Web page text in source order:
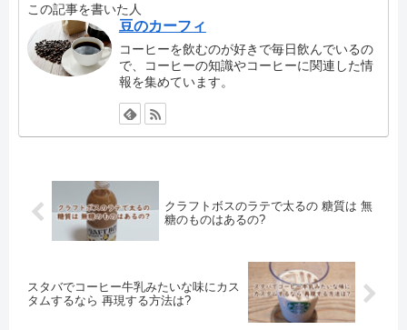
この記事を書いた人
豆のカーフィ
コーヒーを飲むのが好きで毎日飲んでいるの
で、コーヒーの知識やコーヒーに関連した情
報を集めています。
クラフトボスのラテで太るの 糖質は 無
糖のものはあるの?
スタバでコーヒー牛乳みたいな味にカス
タムするなら 再現する方法は?